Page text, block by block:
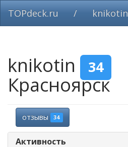
TOPdeck.ru / knikotin
knikotin 34
Красноярск
отзывы 34
Активность